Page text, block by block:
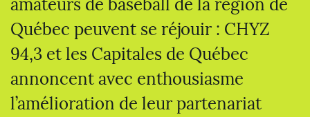
amateurs de baseball de la région de
Québec peuvent se réjouir : CHYZ
94,3 et les Capitales de Québec
annoncent avec enthousiasme
l’amélioration de leur partenariat